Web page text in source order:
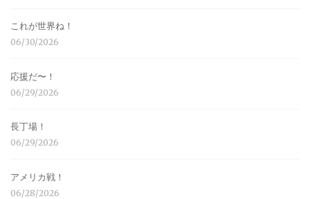
これが世界ね！
06/30/2026
応援だ〜！
06/29/2026
長丁場！
06/29/2026
アメリカ戦！
06/28/2026